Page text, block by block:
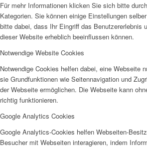
Für mehr Informationen klicken Sie sich bitte
Kategorien. Sie können einige Einstellungen
bitte dabei, dass Ihr Eingriff das Benutzererlebnis
dieser Website erheblich beeinflussen können.
Notwendige Website Cookies
Notwendige Cookies helfen dabei, eine Webseite
sie Grundfunktionen wie Seitennavigation und
der Webseite ermöglichen. Die Webseite kann
richtig funktionieren.
Google Analytics Cookies
Google Analytics-Cookies helfen Webseiten-
Besucher mit Webseiten interagieren, indem